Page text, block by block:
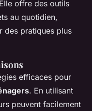
offre des outils
au quotidien,
des pratiques plus
efficaces pour
. En utilisant
peuvent facilement